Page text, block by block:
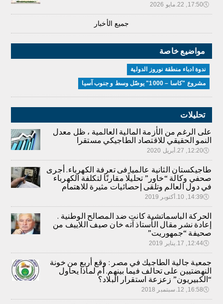
🕔17:50, 22.مايو 2026
جميع الأخبار
مواضيع خاصة
ندوة ادباء منطقة نوروز الدولية
مشروع "كاسا – 1000" يوصّل وسط و جنوب آسيا
تحليلات
على الرغم من الأزمة المالية العالمية ، ظل معدل
النمو الحقيقي للاقتصاد الطاجيكي مستقرا
🕔12:20, 27.أبريل 2020
طاجيكستان الثانية عالميا فى تعرفة الكهرباء. أجرى
صحفي وكالة “خاور” تحليلًا مقارنًا لتكلفة الكهرباء
في دول العالم وتلقى إحصائيات مثيرة للاهتمام
🕔14:39, 10.أكتوبر 2019
الحركة الباسماتشية كانت ضد المصالح الوطنية .
إعادة نشر مقال الأستاذ آته خان صيف اللاييف من
صحيفة “جمهوريت”
🕔12:44, 17.يناير 2019
جمعية جالية الطاجيك في مصر : وقع أربع من خونة
النهضتيين على تحالف فيما بينهم. أم لماذا يحاول
“الكبيريون” زعزعة استقرار البلاد؟
🕔16:58, 12.سبتمبر 2018